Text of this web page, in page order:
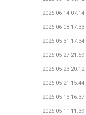
2026-06-14 07:14
2026-06-08 17:33
2026-05-31 17:34
2026-05-27 21:59
2026-05-23 20:12
2026-05-21 15:44
2026-05-13 16:37
2026-05-11 11:39